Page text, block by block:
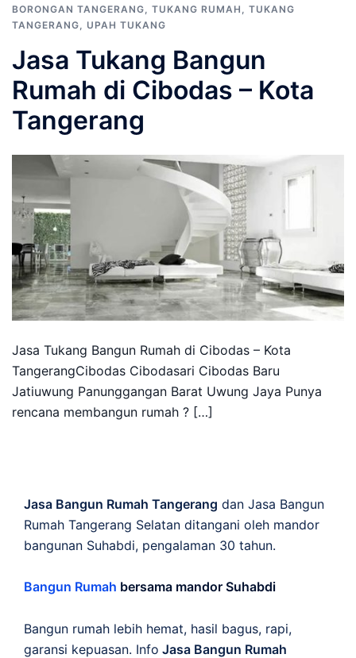
BORONGAN TANGERANG, TUKANG RUMAH , TUKANG
TANGERANG, UPAH TUKANG
Jasa Tukang Bangun
Rumah di Cibodas – Kota
Tangerang
Jasa Tukang Bangun Rumah di Cibodas – Kota
TangerangCibodas Cibodasari Cibodas Baru
Jatiuwung Panunggangan Barat Uwung Jaya Punya
rencana membangun rumah ? […]
Jasa Bangun Rumah Tangerang dan Jasa Bangun
Rumah Tangerang Selatan ditangani oleh mandor
bangunan Suhabdi, pengalaman 30 tahun.
Bangun Rumah bersama mandor Suhabdi
Bangun rumah lebih hemat, hasil bagus, rapi,
garansi kepuasan. Info Jasa Bangun Rumah